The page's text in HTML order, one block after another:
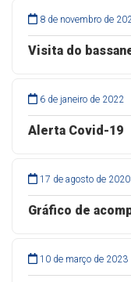
8 de novembro de
Visita do
6 de janeiro de 2022
Alerta Covid-19
17 de agosto de 2020
Gráfico de
10 de março de 2023